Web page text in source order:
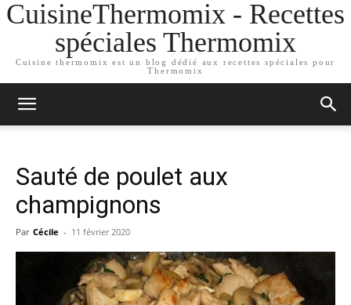
CuisineThermomix - Recettes
spéciales Thermomix
Cuisine thermomix est un blog dédié aux recettes spéciales pour
Thermomix
Sauté de poulet aux
champignons
Par Cécile - 11 février 2020